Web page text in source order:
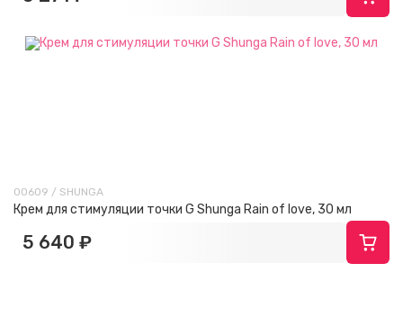
00609 / SHUNGA
Крем для стимуляции точки G Shunga Rain of love, 30 мл
5 640 ₽